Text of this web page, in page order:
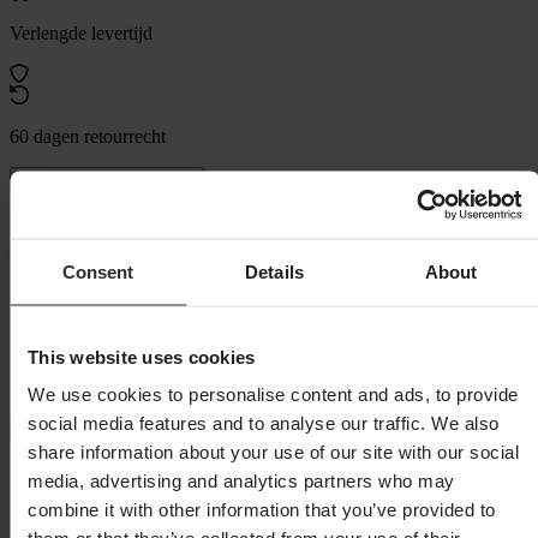
Consent Details About
This website uses cookies
We use cookies to personalise content and ads, to provide
social media features and to analyse our traffic. We also
share information about your use of our site with our social
media, advertising and analytics partners who may
combine it with other information that you’ve provided to
Verlengde levertijd
60 dagen retourrecht
Met de ELEMENT-handschoen heeft u altijd volledige controle.
Kenmerken:
• Duurzame en flexibele materialen
+ Volledige beschrijving weergeven
Specificaties
WaterdichtNee